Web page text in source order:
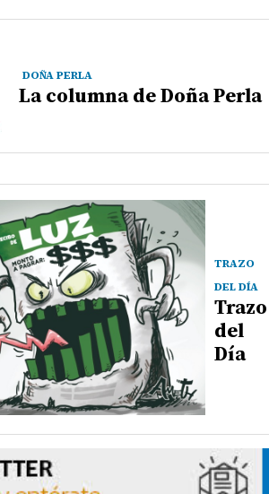
DOÑA PERLA
La columna de Doña Perla
TRAZO
DEL DÍA
Trazo
del
Día